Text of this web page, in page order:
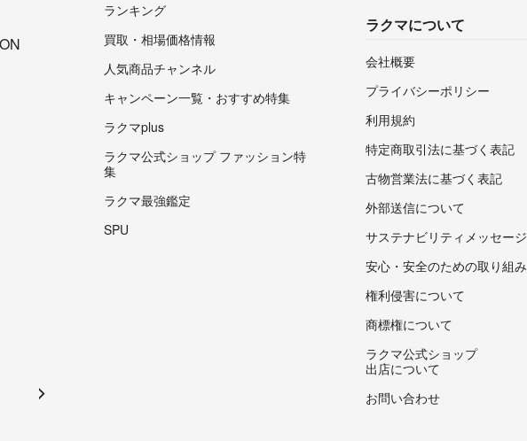
ランキング
買取・相場価格情報
人気商品チャンネル
キャンペーン一覧・おすすめ特集
ラクマplus
ラクマ公式ショップ ファッション特
集
ラクマ最強鑑定
SPU
ラクマについて
会社概要
プライバシーポリシー
利用規約
特定商取引法に基づく表記
古物営業法に基づく表記
外部送信について
サステナビリティメッセージ
安心・安全のための取り組み
権利侵害について
商標権について
ラクマ公式ショップ
出店について
お問い合わせ